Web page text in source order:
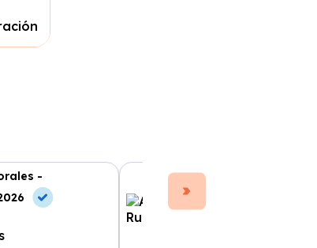
-
Ana Ruiz -
10 Jul, 2026